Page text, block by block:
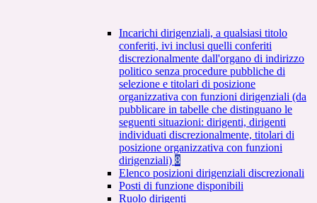
Incarichi dirigenziali, a qualsiasi titolo
conferiti, ivi inclusi quelli conferiti
discrezionalmente dall'organo di indirizzo
politico senza procedure pubbliche di
selezione e titolari di posizione
organizzativa con funzioni dirigenziali (da
pubblicare in tabelle che distinguano le
seguenti situazioni: dirigenti, dirigenti
individuati discrezionalmente, titolari di
posizione organizzativa con funzioni
dirigenziali) 8
Elenco posizioni dirigenziali discrezionali
Posti di funzione disponibili
Ruolo dirigenti